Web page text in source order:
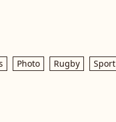
Photo Rugby Sport